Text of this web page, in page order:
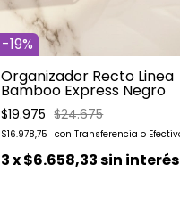
-19%
Organizador Recto Linea
Bamboo Express Negro
$19.975 $24.675
$16.978,75
3x$6.658,33sin interés